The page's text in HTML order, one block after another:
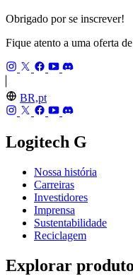
Obrigado por se inscrever!
Fique atento a uma oferta
BR,pt
Logitech G
Nossa história
Carreiras
Investidores
Imprensa
Sustentabilidade
Reciclagem
Explorar